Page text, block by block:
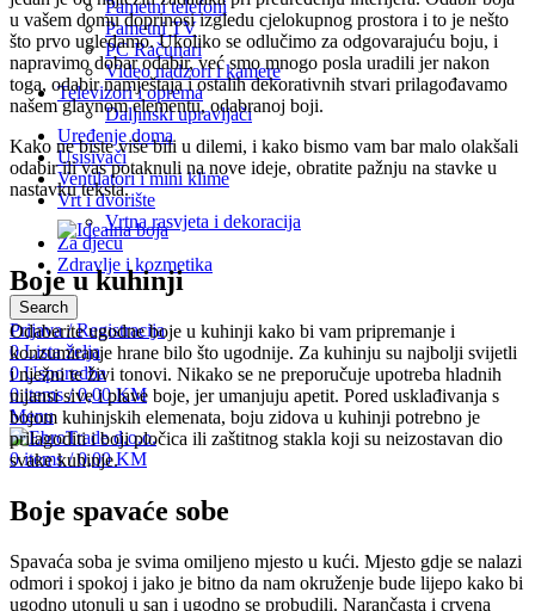
Pametni telefoni
Pametni TV
PC Računari
Video nadzori i kamere
Televizori i oprema
Daljinski upravljači
Uređenje doma
Usisivači
Ventilatori i mini klime
Vrt i dvorište
Vrtna rasvjeta i dekoracija
Za djecu
Zdravlje i kozmetika
Search
Prijava / Registracija
0Lista želja
0 Usporedba
0items / 0,00KM
Menu
0items / 0,00KM
u vašem domu doprinosi izgledu cjelokupnog prostora i to je nešto
što prvo ugledamo. Ukoliko se odlučimo za odgovarajuću boju, i
napravimo dobar odabir, već smo mnogo posla uradili jer nakon
toga, odabir namještaja i ostalih dekorativnih stvari prilagođavamo
našem glavnom elementu, odabranoj boji.
Kako ne biste više bili u dilemi, i kako bismo vam bar malo olakšali
odabir ili vas potaknuli na nove ideje, obratite pažnju na stavke u
nastavku teksta.
Boje u kuhinji
Odaberite ugodne boje u kuhinji kako bi vam pripremanje i
konzumiranje hrane bilo što ugodnije. Za kuhinju su najbolji svijetli
i nježni te živi tonovi. Nikako se ne preporučuje upotreba hladnih
nijansi sive i plave boje, jer umanjuju apetit. Pored usklađivanja s
bojom kuhinjskih elemenata, boju zidova u kuhinji potrebno je
prilagoditi i boji pločica ili zaštitnog stakla koji su neizostavan dio
svake kuhinje.
Boje spavaće sobe
Spavaća soba je svima omiljeno mjesto u kući. Mjesto gdje se nalazi
odmori i spokoj i jako je bitno da nam okruženje bude lijepo kako bi
ugodno utonuli u san i ugodno se probudili. Narančasta i crvena